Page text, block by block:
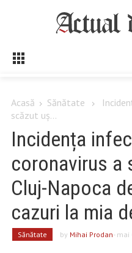
Acasă Sănătate
scăzut uș...
Incidența
coronavirus a
Cluj-Napoca
cazuri la mia
Sănătate by Mihai Prodan- mai